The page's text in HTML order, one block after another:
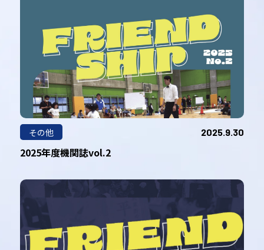
その他 2025.9.30
2025年度機関誌vol.2